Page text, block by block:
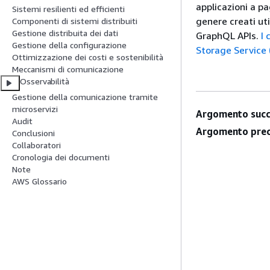
Sistemi resilienti ed efficienti
Componenti di sistemi distribuiti
Gestione distribuita dei dati
Gestione della configurazione
Ottimizzazione dei costi e sostenibilità
Meccanismi di comunicazione
Osservabilità
Gestione della comunicazione tramite
microservizi
Audit
Conclusioni
Collaboratori
Cronologia dei documenti
Note
AWS Glossario
applicazioni a
genere creati
GraphQL APIs. I
Storage Service
Argomento
Argomento